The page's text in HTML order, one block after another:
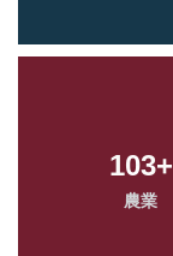
103+
農業